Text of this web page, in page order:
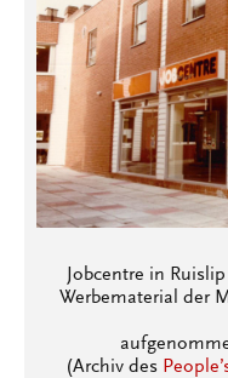
Jobcentre in
Werbematerial der
(Archiv des